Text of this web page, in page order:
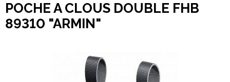
POCHE A CLOUS DOUBLE FHB
89310 "ARMIN"